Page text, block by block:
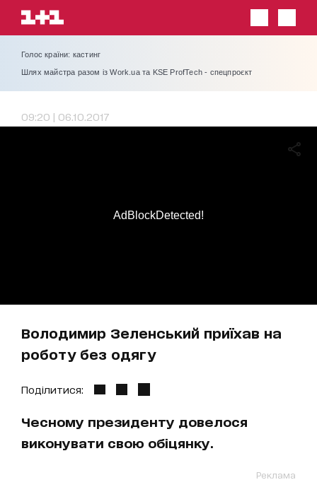
Голос країни: кастинг
Шлях майстра разом із Work.ua та KSE ProfTech - спецпроєкт
09:20 | 06.10.2017
Володимир Зеленський приїхав на
роботу без одягу
AdBlockDetected!
Поділитися:
Чесному президенту довелося
виконувати свою обіцянку.
Реклама